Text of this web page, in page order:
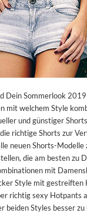
Dein Sommerlook
mit welchem Style
und günstiger
richtige Shorts zur
neuen Shorts-
die am besten zu
mit
Style mit
richtig sexy Hotpants
beiden Styles besser